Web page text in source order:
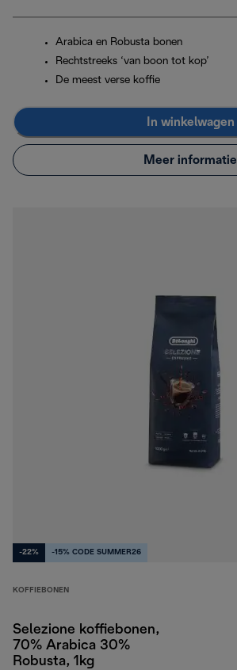
Arabica en Robusta bonen
Rechtstreeks ‘van boon tot kop’
De meest verse koffie
In winkelwagen
Meer informatie
-22% -15% CODE SUMMER26
KOFFIEBONEN
Selezione koffiebonen,
70% Arabica 30%
Robusta, 1kg